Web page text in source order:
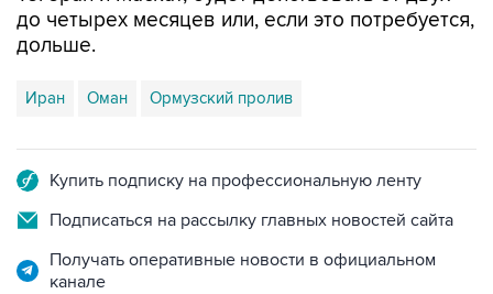
до четырех месяцев или, если это потребуется,
дольше.
Иран Оман Ормузский пролив
Купить подписку на профессиональную ленту
Подписаться на рассылку главных новостей сайта
Получать оперативные новости в официальном
канале